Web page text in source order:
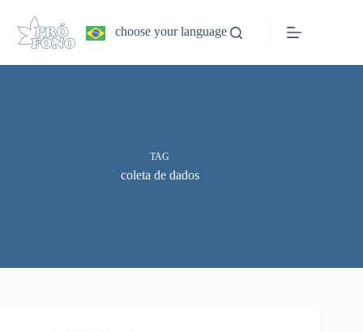
conteúdo
choose your language
TAG
coleta de dados